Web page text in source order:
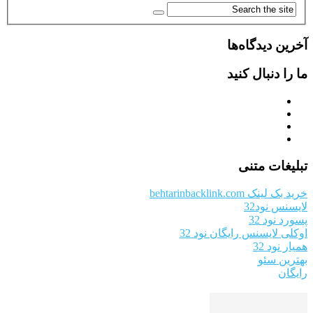
آخرین دیدگاه‌ها
ما را دنبال کنید
تبلیغات متنی
خرید بک لینک behtarinbacklink.com
لایسنس نود32
پسورد نود 32
اوکلی لایسنس رایگان نود 32
همیار نود 32
بهترین سئو
رایگان